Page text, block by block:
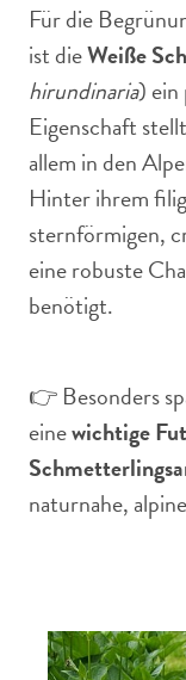
Für die
ist dieWeiße
hirundinaria) ein
Eigenschaft
allem in den
Hinter ihrem
sternförmigen,
eine robuste
benötigt.
👉 Besonders
einewichtige
naturnahe,